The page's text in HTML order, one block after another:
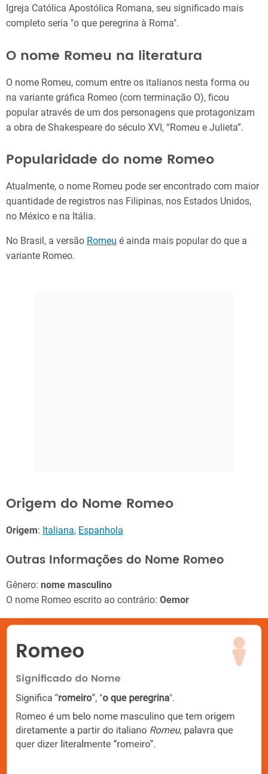
Igreja Católica Apostólica Romana, seu significado mais
completo seria "o que peregrina à Roma".
O nome Romeu na literatura
O nome Romeu, comum entre os italianos nesta forma ou
na variante gráfica Romeo (com terminação O), ficou
popular através de um dos personagens que protagonizam
a obra de Shakespeare do século XVI, “Romeu e Julieta”.
Popularidade do nome Romeo
Atualmente, o nome Romeu pode ser encontrado com maior
quantidade de registros nas Filipinas, nos Estados Unidos,
no México e na Itália.
No Brasil, a versão Romeu é ainda mais popular do que a
variante Romeo.
Origem do Nome Romeo
Origem: Italiana, Espanhola
Outras Informações do Nome Romeo
Gênero: nome masculino
O nome Romeo escrito ao contrário: Oemor